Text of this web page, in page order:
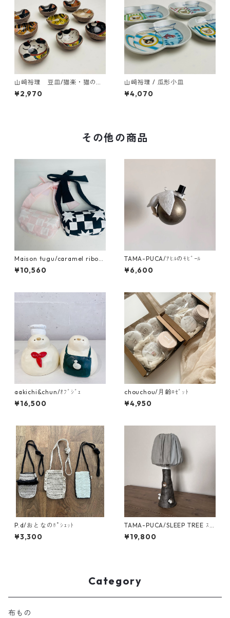
山﨑裕理 豆皿/猫楽・猫のお
顔と招き猫
¥2,970
山﨑裕理 / 瓜形小皿
¥4,070
その他の商品
Maison tugu/caramel ribon
bag
¥10,560
TAMA-PUCA/ｱﾋﾙのﾓﾋﾞｰﾙ
¥6,600
aakichi&chun/ｵﾌﾞｼﾞｪ
¥16,500
chouchou/月齢ﾛｾﾞｯﾄ
¥4,950
P.d/おとなのﾎﾟｼｪｯﾄ
¥3,300
TAMA-PUCA/SLEEP TREE ｽﾀ
ﾝﾄﾞﾗﾝﾌﾟ
¥19,800
Category
布もの